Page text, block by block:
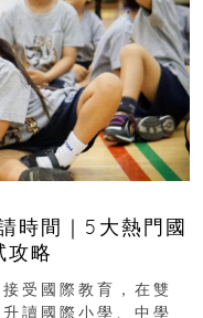
時間｜5大熱門國
攻略
受國際教育，在雙
讀國際小學、中學